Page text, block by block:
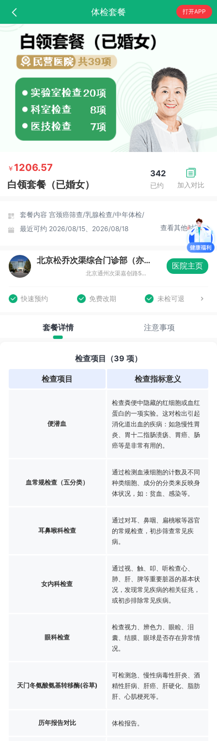
体检套餐 打开APP
加入对比
342
已约
￥ 1206.57
白领套餐（已婚女）
套餐内容 宫颈癌筛查/乳腺检查/中年体检/
最近可约 2026/08/15、2026/08/18 查看其他时间
北京松乔次渠综合门诊部（亦庄店）体检中心
北京通州次渠嘉创路5号新华联科技大厦三层（亦庄店）
医院主页
快速预约 免费改期 未检可退
套餐详情 注意事项
检查项目（39 项）
检查项目 检查指标意义
便潜血
检查粪便中隐藏的红细胞或血红
蛋白的一项实验。这对检出引起
消化道出血的疾病：如急慢性胃
炎、胃十二指肠溃疡、胃癌、肠
癌等是非常有用的。
血常规检查（五分类）
通过检测血液细胞的计数及不同
种类细胞、成分的分类来反映身
体状况，如：贫血、感染等。
耳鼻喉科检查
通过对耳、鼻咽、扁桃喉等器官
的常规检查，初步筛查常见疾
病。
女内科检查
通过视、触、叩、听检查心、
肺、肝、脾等重要脏器的基本状
况，发现常见疾病的相关征兆，
或初步排除常见疾病。
眼科检查
检查视力、辨色力、眼睑、泪
囊、结膜、眼球是否存在异常情
况。
天门冬氨酸氨基转移酶(谷草)
可检测急、慢性病毒性肝炎、酒
精性肝病、肝癌、肝硬化、脂肪
肝、心肌梗死等。
历年报告对比 体检报告。